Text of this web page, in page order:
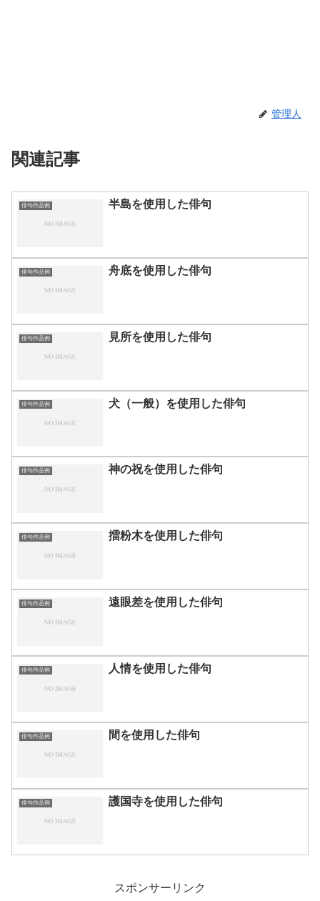
管理人
関連記事
俳句作品例 半島を使用した俳句
俳句作品例 舟底を使用した俳句
俳句作品例 見所を使用した俳句
俳句作品例 犬（一般）を使用した俳句
俳句作品例 神の祝を使用した俳句
俳句作品例 擂粉木を使用した俳句
俳句作品例 遠眼差を使用した俳句
俳句作品例 人情を使用した俳句
俳句作品例 間を使用した俳句
俳句作品例 護国寺を使用した俳句
スポンサーリンク